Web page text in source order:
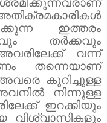
ഇത്തരം
തർക്കവും
വന്ന്
തന്നെയാണ്
കുറിച്ചുള്ള
നിന്നുള്ള
ഇറക്കിയും
വിശ്വാസികളും